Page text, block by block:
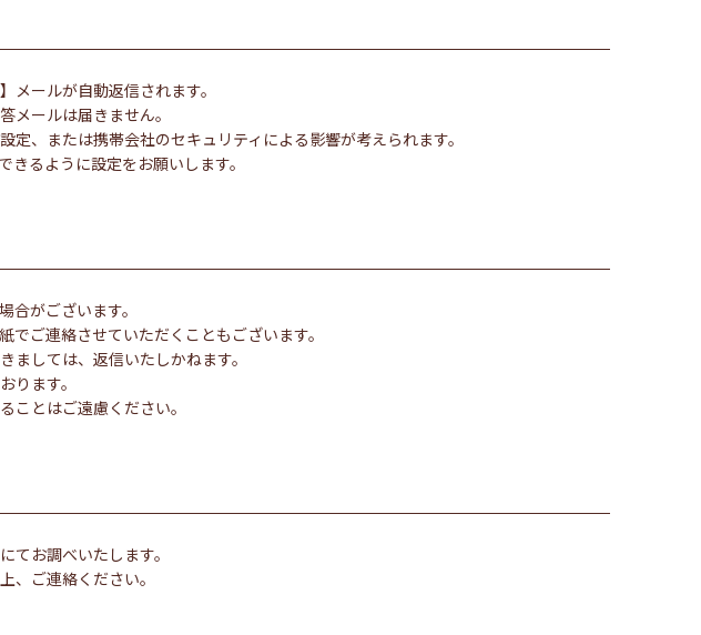
ールが自動返信されます。
メールは届きません。
、または携帯会社のセキュリティによる影響が考えられます。
きるように設定をお願いします。
がございます。
ご連絡させていただくこともございます。
しては、返信いたしかねます。
ります。
ことはご遠慮ください。
お調べいたします。
、ご連絡ください。